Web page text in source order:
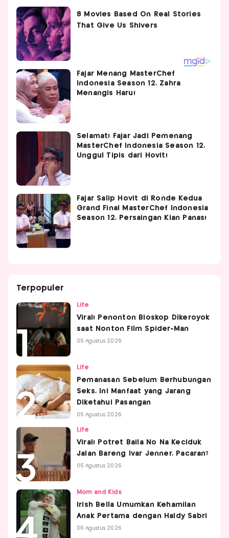
Fajar Menang MasterChef
Indonesia Season 12, Zahra
Menangis Haru!
Selamat! Fajar Jadi Pemenang
MasterChef Indonesia Season 12,
Unggul Tipis dari Hovit!
Fajar Salip Hovit di Ronde Kedua
Grand Final MasterChef Indonesia
Season 12, Persaingan Kian Panas!
Terpopuler
Life
Viral! Penonton Bioskop Dikeroyok
saat Nonton Film Spider-Man
05 Agustus 2026
Life
Pemanasan Sebelum Berhubungan
Seks, Ini Manfaat yang Jarang
Diketahui Pasangan
05 Agustus 2026
Life
Viral! Potret Baila No Na Keciduk
Jalan Bareng Ivar Jenner, Pacaran?
05 Agustus 2026
Mom and Kids
Irish Bella Umumkan Kehamilan
Anak Pertama dengan Haldy Sabri
06 Agustus 2026